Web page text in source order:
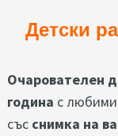
Детски
Очарователен
година с
със снимка на